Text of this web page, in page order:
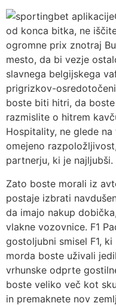
od konca bitka, ne
ogromne prix znotraj
mesto, da bi vezje
slavnega belgijskega
prigrizkov-
boste biti hitri, da
razmislite o hitrem
Hospitality, ne glede
omejeno
partnerju, ki je najljubši.
Zato boste morali iz
postaje izbrati
da imajo nakup
vlakne vozovnice. F1
gostoljubni smisel F1,
morda boste uživali
vrhunske odprte
boste veliko več kot
in premaknete nov